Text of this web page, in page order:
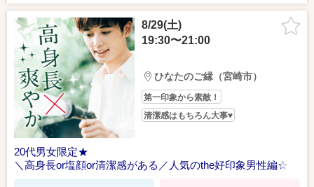
8/29(土)
19:30〜21:00
ひなたのご縁（宮崎市）
第一印象から素敵！
清潔感はもちろん大事♥
20代男女限定★
＼高身長or塩顔or清潔感がある／人気のthe好印象男性編☆